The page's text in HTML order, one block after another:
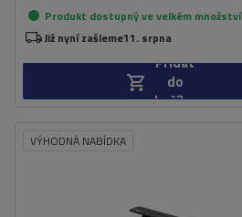
Produkt dostupný ve velkém množství
Již nyní zašleme11. srpna
Přidat
do
košíku
VÝHODNÁ NABÍDKA